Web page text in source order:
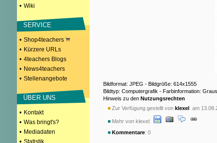
• Wiki
SERVICE
• Shop4teachers
• Kürzere URLs
• 4teachers Blogs
• News4teachers
• Stellenangebote
ÜBER UNS
• Kontakt
• Was bringt's?
• Mediadaten
• Statistik
Bildformat: JPEG - Bildgröße: 614x1555
Bildtyp: Computergrafik - Farbinformation:
Hinweis zu den Nutzungsrechten
Zur Verfügung gestellt von klexel am
Mehr von klexel:
Kommentare: 0